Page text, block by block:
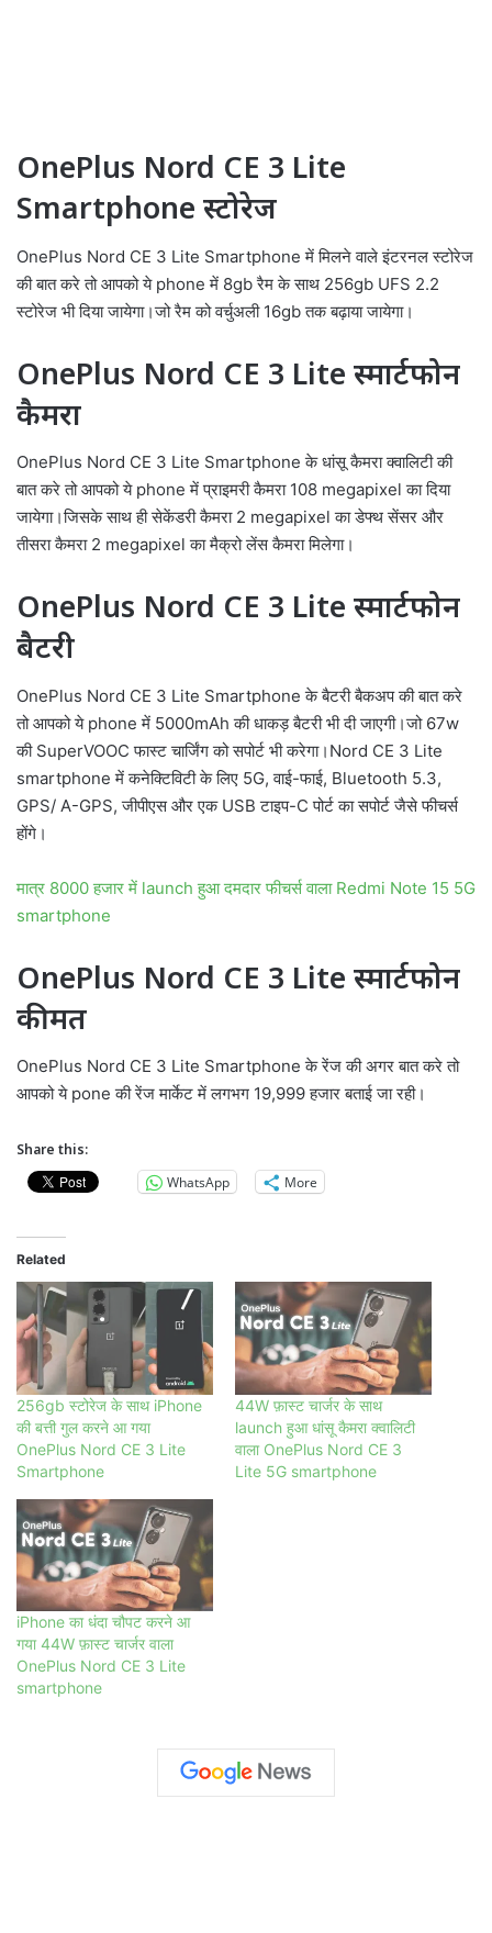
OnePlus Nord CE 3 Lite
Smartphone स्टोरेज
OnePlus Nord CE 3 Lite Smartphone में मिलने वाले इंटरनल स्टोरेज
की बात करे तो आपको ये phone में 8gb रैम के साथ 256gb UFS 2.2
स्टोरेज भी दिया जायेगा।जो रैम को वर्चुअली 16gb तक बढ़ाया जायेगा।
OnePlus Nord CE 3 Lite स्मार्टफोन
कैमरा
OnePlus Nord CE 3 Lite Smartphone के धांसू कैमरा क्वालिटी की
बात करे तो आपको ये phone में प्राइमरी कैमरा 108 megapixel का दिया
जायेगा।जिसके साथ ही सेकेंडरी कैमरा 2 megapixel का डेफ्थ सेंसर और
तीसरा कैमरा 2 megapixel का मैक्रो लेंस कैमरा मिलेगा।
OnePlus Nord CE 3 Lite स्मार्टफोन
बैटरी
OnePlus Nord CE 3 Lite Smartphone के बैटरी बैकअप की बात करे
तो आपको ये phone में 5000mAh की धाकड़ बैटरी भी दी जाएगी।जो 67w
की SuperVOOC फास्ट चार्जिंग को सपोर्ट भी करेगा।Nord CE 3 Lite
smartphone में कनेक्टिविटी के लिए 5G, वाई-फाई, Bluetooth 5.3,
GPS/ A-GPS, जीपीएस और एक USB टाइप-C पोर्ट का सपोर्ट जैसे फीचर्स
होंगे।
मात्र 8000 हजार में launch हुआ दमदार फीचर्स वाला Redmi Note 15 5G
smartphone
OnePlus Nord CE 3 Lite स्मार्टफोन
कीमत
OnePlus Nord CE 3 Lite Smartphone के रेंज की अगर बात करे तो
आपको ये pone की रेंज मार्केट में लगभग 19,999 हजार बताई जा रही।
Share this:
WhatsApp
More
Related
256gb स्टोरेज के साथ iPhone
की बत्ती गुल करने आ गया
OnePlus Nord CE 3 Lite
Smartphone
44W फ़ास्ट चार्जर के साथ
launch हुआ धांसू कैमरा क्वालिटी
वाला OnePlus Nord CE 3
Lite 5G smartphone
iPhone का धंदा चौपट करने आ
गया 44W फ़ास्ट चार्जर वाला
OnePlus Nord CE 3 Lite
smartphone